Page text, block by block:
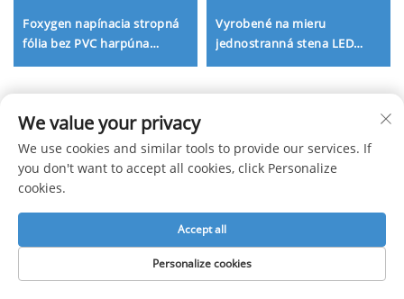
Foxygen napínacia stropná
fólia bez PVC harpúna
Vyrobené na mieru
jednostranná stena LED
interiér a exteriér
Získajte bezplatnú ponuku
We value your privacy
We use cookies and similar tools to provide our services. If
you don't want to accept all cookies, click Personalize
cookies.
Personalize cookies
Accept all